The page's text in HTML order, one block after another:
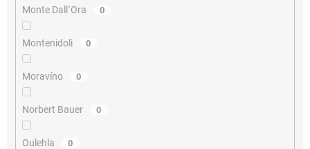
Monte Dall´Ora 0
Montenidoli 0
Moravíno 0
Norbert Bauer 0
Oulehla 0